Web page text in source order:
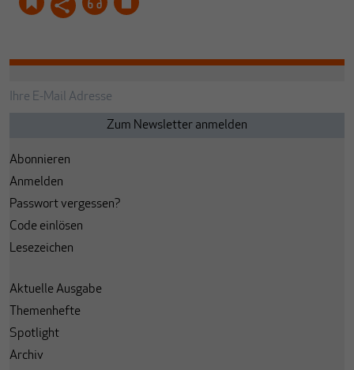
Abonnieren
Anmelden
Passwort vergessen?
Code einlösen
Lesezeichen
Aktuelle Ausgabe
Themenhefte
Spotlight
Archiv